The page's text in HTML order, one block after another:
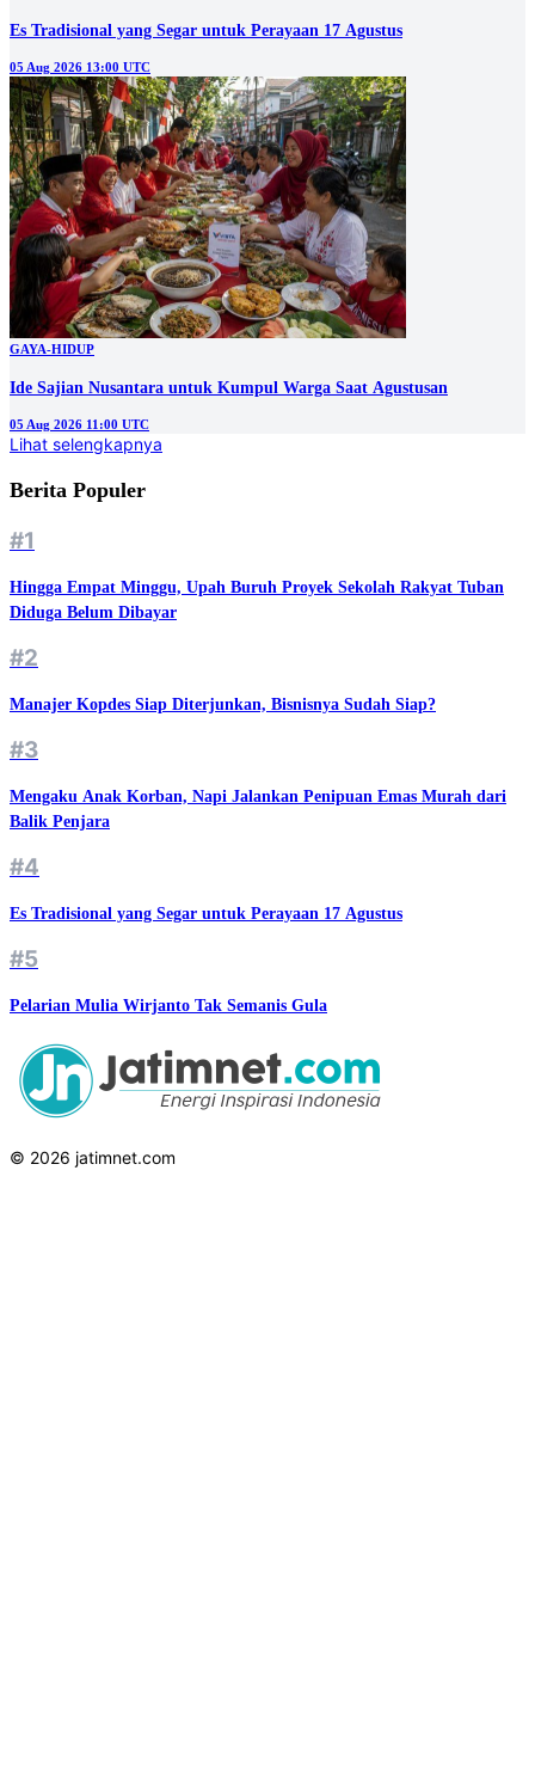
Es Tradisional yang Segar untuk Perayaan 17 Agustus
05 Aug 2026 13:00 UTC
GAYA-HIDUP
Ide Sajian Nusantara untuk Kumpul Warga Saat Agustusan
05 Aug 2026 11:00 UTC
Lihat selengkapnya
Berita Populer
#1
Hingga Empat Minggu, Upah Buruh Proyek Sekolah Rakyat Tuban
Diduga Belum Dibayar
#2
Manajer Kopdes Siap Diterjunkan, Bisnisnya Sudah Siap?
#3
Mengaku Anak Korban, Napi Jalankan Penipuan Emas Murah dari
Balik Penjara
#4
Es Tradisional yang Segar untuk Perayaan 17 Agustus
#5
Pelarian Mulia Wirjanto Tak Semanis Gula
© 2026 jatimnet.com